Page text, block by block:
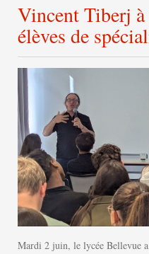
Vincent Tiberj à
élèves de
Mardi 2 juin, le lycée Bellevue